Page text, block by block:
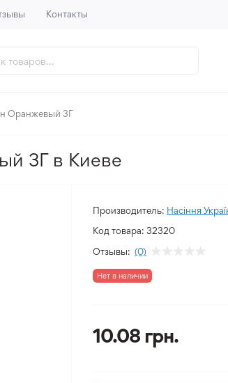
Контакты
Оранжевый 3Г
3Г в Киеве
Производитель: Насіння
Код товара: 32320
Отзывы: (0)
Нет в наличии
10.08 грн.